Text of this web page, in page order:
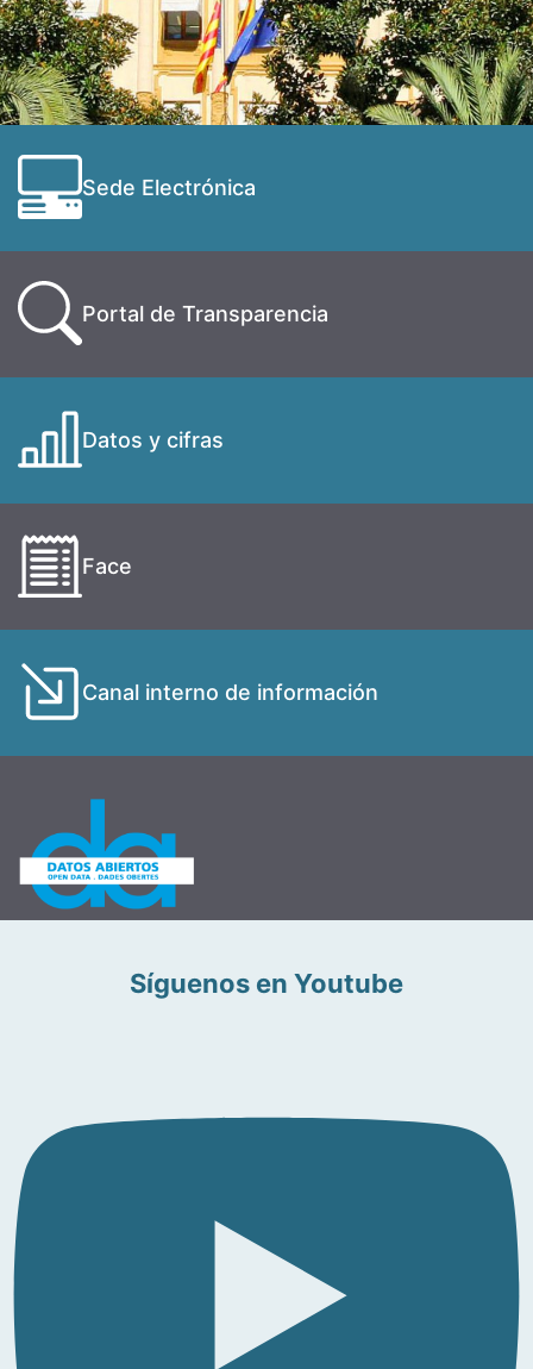
Sede Electrónica
Portal de Transparencia
Datos y cifras
Face
Canal interno de información
Síguenos en Youtube